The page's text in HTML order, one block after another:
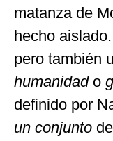
matanza de
hecho
pero también
humanidado
definido por
un conjunto de